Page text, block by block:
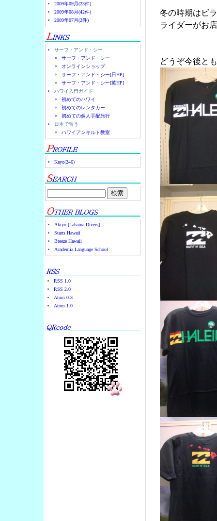
2009年09月(23件)
2009年08月(42件)
2009年07月(2件)
サーフ・アンド・シー
サーフ・アンド・シー
オンラインショップ
サーフ・アンド・シー[日HP]
サーフ・アンド・シー[英HP]
ハワイ入門ガイド
初めてのハワイ
初めてのレンタカー
初めての個人手配旅行
日本で習う
ハワイアンキルト教室
Kayo(246)
Akiyo [Lahaina Divers]
Starts Hawaii
Breeze Hawaii
Academia Language School
RSS 1.0
RSS 2.0
Atom 0.3
Atom 1.0
冬の時期はビ
ライダーがお
どうぞ今後と